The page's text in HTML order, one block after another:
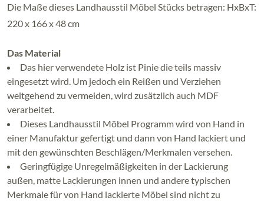
Die Maße dieses Landhausstil Möbel Stücks betragen: HxBxT:
220 x 166 x 48 cm
Das Material
Das hier verwendete Holz ist Pinie die teils massiv
eingesetzt wird. Um jedoch ein Reißen und Verziehen
weitgehend zu vermeiden, wird zusätzlich auch MDF
verarbeitet.
Dieses Landhausstil Möbel Programm wird von Hand in
einer Manufaktur gefertigt und dann von Hand lackiert und
mit den gewünschten Beschlägen/Merkmalen versehen.
Geringfügige Unregelmäßigkeiten in der Lackierung
außen, matte Lackierungen innen und andere typischen
Merkmale für von Hand lackierte Möbel sind nicht zu